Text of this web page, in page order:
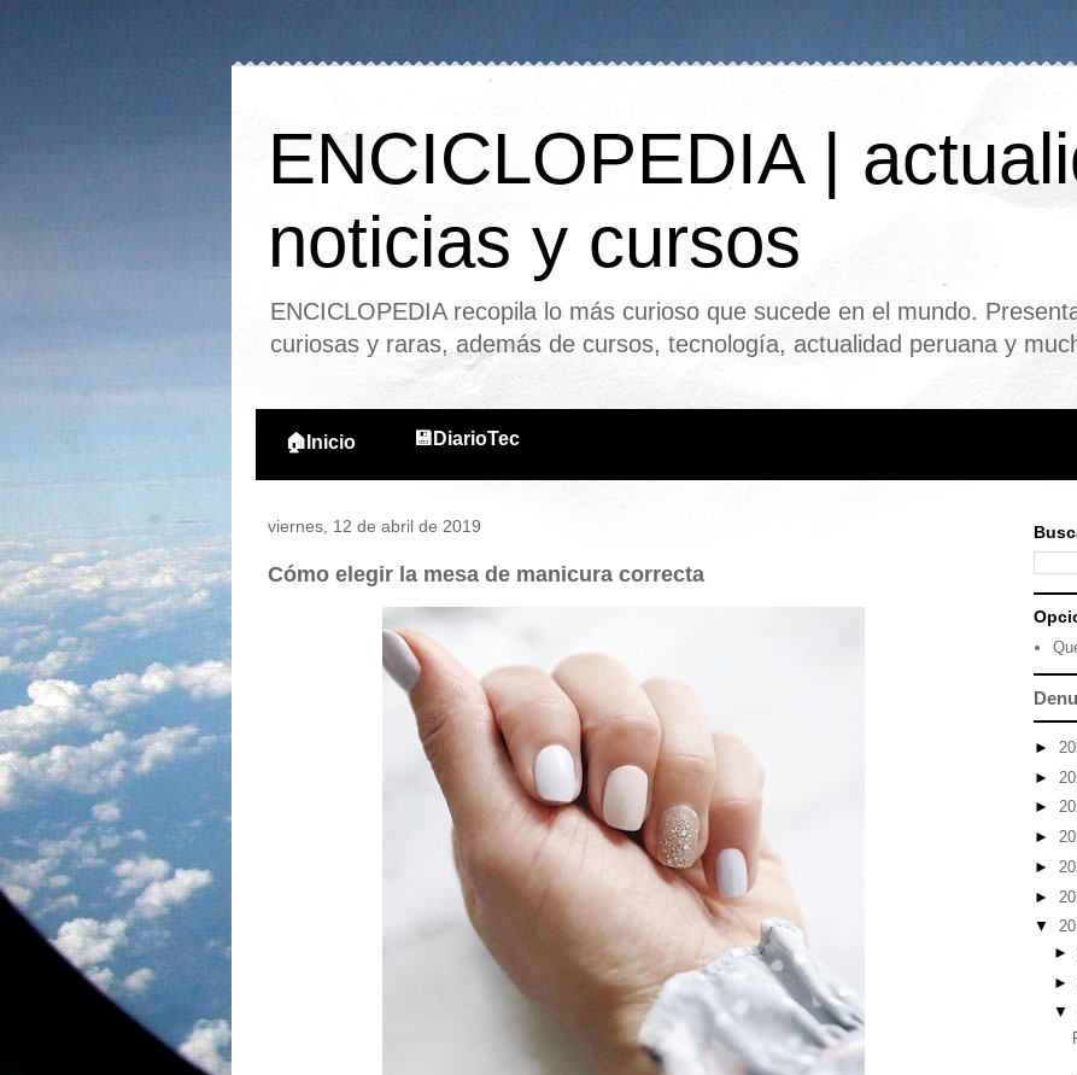
ENCICLOPEDIA |
noticias y cursos
ENCICLOPEDIA recopila lo más curioso que sucede en el mundo.
curiosas y raras, además de cursos, tecnología, actualidad peruana y
🏠Inicio 💾DiarioTec
viernes, 12 de abril de 2019
Cómo elegir la mesa de manicura correcta
►
►
►
►
►
►
▼
►
►
▼